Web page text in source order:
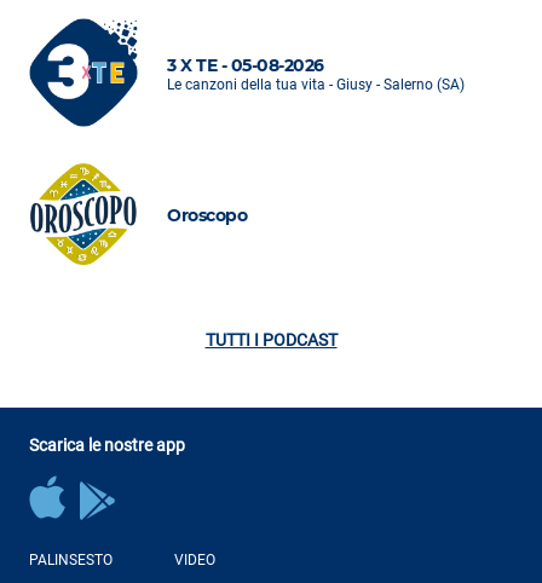
3 X TE - 05-08-2026
Le canzoni della tua vita - Giusy - Salerno (SA)
Oroscopo
TUTTI I PODCAST
Scarica le nostre app
PALINSESTO VIDEO